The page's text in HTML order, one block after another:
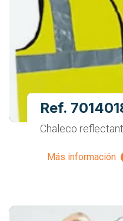
Ref.
Chaleco
Más información